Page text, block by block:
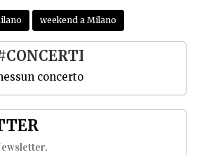
weekend a Milano
concerto
.